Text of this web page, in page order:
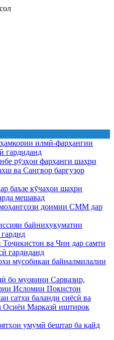
илмӣ-фарҳангии
гардиданд
рӯзҳои фарҳанги шаҳри
ва Сангвор баргузор
баъзе кӯчаҳои шаҳри
мешавад
доимии СММ дар
байниҳукуматии
ва Чин дар самти
гардиданд
мусобиқаи байналмилалии
бо муовини Сарвазир,
Исломии Покистон
сатҳи баланди сиёсӣ ва
Осиёи Марказӣ иштирок
умумӣ бештар ба қайд